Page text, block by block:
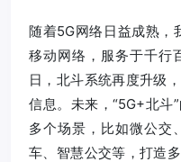
随着5G网络日益成熟，
移动网络，服务于千行
日，北斗系统再度升级
信息。未来，“5G+北斗
多个场景，比如微公交
车、智慧公交等，打造